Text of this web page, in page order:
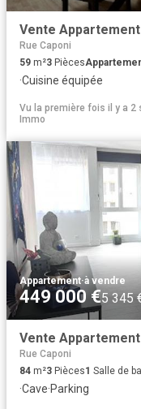
Vente
Rue Caponi
59 m²3 Pièces
·Cuisine équipée
Vu la première fois il y a 2
Immo
Appartement·à vendre
449 000 €5 345
Vente
Rue Caponi
84 m²3 Pièces1 Salle de
·Cave·Parking